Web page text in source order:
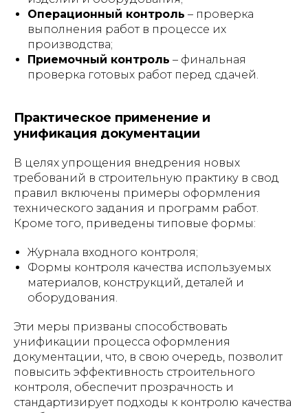
Операционный контроль – проверка
выполнения работ в процессе их
производства;
Приемочный контроль – финальная
проверка готовых работ перед сдачей.
Практическое применение и
унификация документации
В целях упрощения внедрения новых
требований в строительную практику в свод
правил включены примеры оформления
технического задания и программ работ.
Кроме того, приведены типовые формы:
Журнала входного контроля;
Формы контроля качества используемых
материалов, конструкций, деталей и
оборудования.
Эти меры призваны способствовать
унификации процесса оформления
документации, что, в свою очередь, позволит
повысить эффективность строительного
контроля, обеспечит прозрачность и
стандартизирует подходы к контролю качества